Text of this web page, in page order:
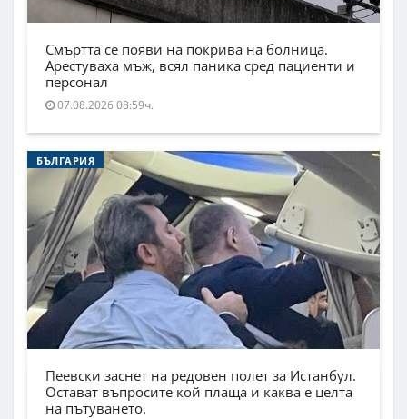
Смъртта се появи на покрива на болница.
Арестуваха мъж, всял паника сред пациенти и
персонал
07.08.2026 08:59ч.
БЪЛГАРИЯ
Пеевски заснет на редовен полет за Истанбул.
Остават въпросите кой плаща и каква е целта
на пътуването.